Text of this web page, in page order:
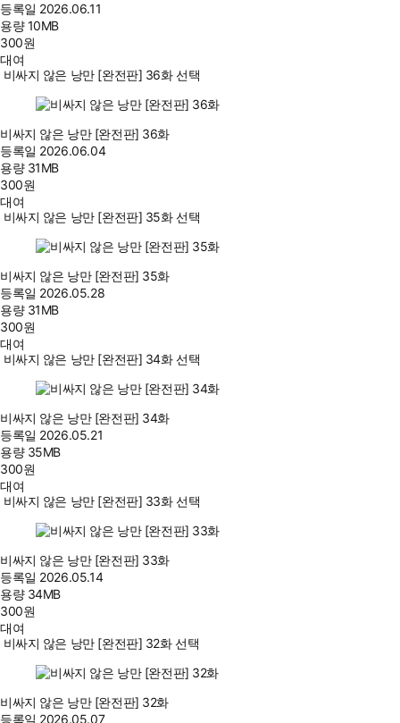
등록일 2026.06.11
용량10MB
300원
대여
비싸지 않은 낭만 [완전판] 36화 선택
비싸지 않은 낭만 [완전판] 36화
등록일 2026.06.04
용량 31MB
300원
대여
비싸지 않은 낭만 [완전판] 35화 선택
비싸지 않은 낭만 [완전판] 35화
등록일 2026.05.28
용량 31MB
300원
대여
비싸지 않은 낭만 [완전판] 34화 선택
비싸지 않은 낭만 [완전판] 34화
등록일 2026.05.21
용량 35MB
300원
대여
비싸지 않은 낭만 [완전판] 33화 선택
비싸지 않은 낭만 [완전판] 33화
등록일 2026.05.14
용량 34MB
300원
대여
비싸지 않은 낭만 [완전판] 32화 선택
비싸지 않은 낭만 [완전판] 32화
등록일 2026.05.07